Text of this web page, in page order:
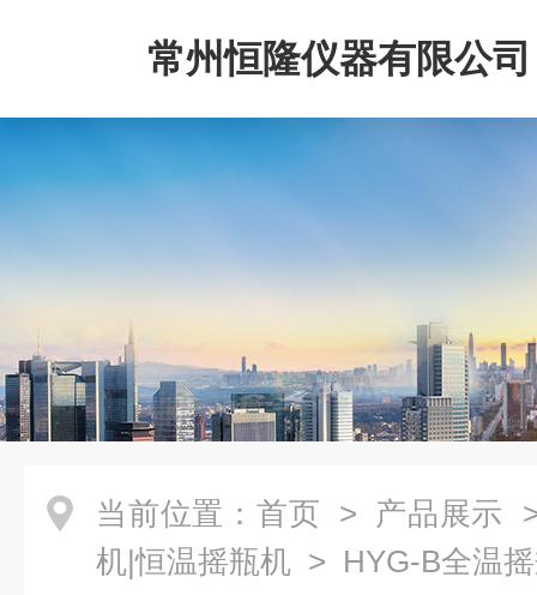
常州恒隆仪器有限公司
当前位置： 首页 > 产品展示
机|恒温摇瓶机 > HYG-B全温